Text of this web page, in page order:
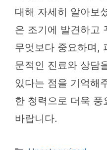
대해 자세히 알아보
은 조기에 발견하고
무엇보다 중요하며,
문적인 진료와 상담
있다는 점을 기억해
한 청력으로 더욱 풍
바랍니다.